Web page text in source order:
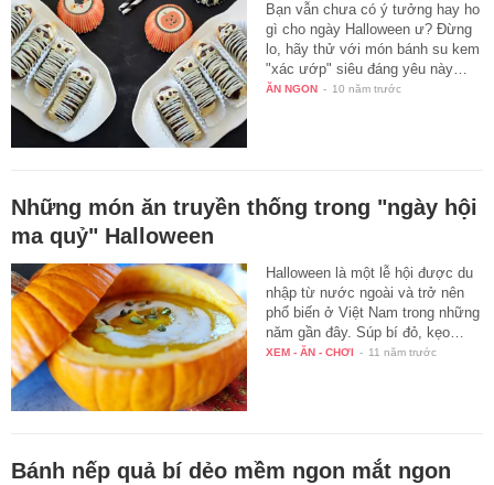
Bạn vẫn chưa có ý tưởng hay ho
gì cho ngày Halloween ư? Đừng
lo, hãy thử với món bánh su kem
"xác ướp" siêu đáng yêu này…
ĂN NGON - 10 năm trước
Những món ăn truyền thống trong "ngày hội
ma quỷ" Halloween
Halloween là một lễ hội được du
nhập từ nước ngoài và trở nên
phổ biến ở Việt Nam trong những
năm gần đây. Súp bí đỏ, kẹo…
XEM - ĂN - CHƠI - 11 năm trước
Bánh nếp quả bí dẻo mềm ngon mắt ngon